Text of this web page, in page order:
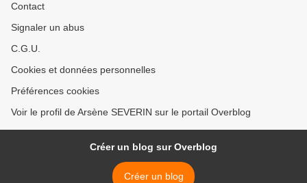
Contact
Signaler un abus
C.G.U.
Cookies et données personnelles
Préférences cookies
Voir le profil de Arsène SEVERIN sur le portail Overblog
Créer un blog sur Overblog
Créer un blog